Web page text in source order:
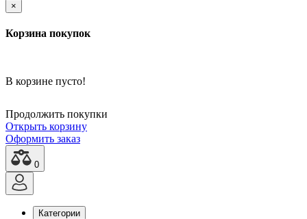
×
Корзина покупок
В корзине пусто!
Продолжить покупки
Открыть корзину
Оформить заказ
0
Категории